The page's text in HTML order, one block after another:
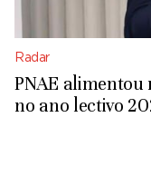
Radar
PNAE alimentou
no ano lectivo